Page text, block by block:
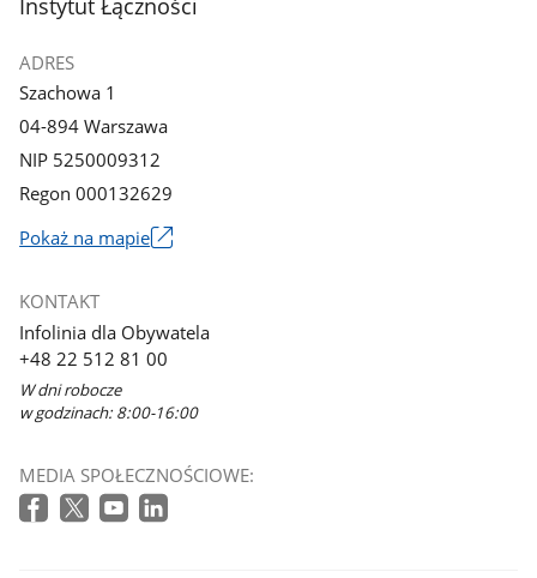
ADRES
Szachowa 1
04-894 Warszawa
NIP 5250009312
Regon 000132629
Pokaż na mapie
się
w
nowym
oknie
KONTAKT
Infolinia dla Obywatela
+48 22 512 81 00
W dni robocze
w godzinach: 8:00-16:00
MEDIA SPOŁECZNOŚCIOWE: